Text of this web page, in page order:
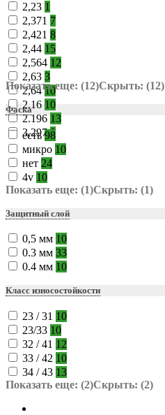
2,23 1
2,371 7
2,421 8
2,44 15
2,564 12
2,63 3
2,6410
2.16 10
2.196 13
3,2978
Показать еще: (12)Скрыть: (12)
Фаска
есть98
микро 10
нет 24
4v 10
Показать еще: (1)Скрыть: (1)
Защитный слой
0,5 мм 10
0.3 мм 33
0.4 мм 10
Класс износостойкости
23 / 31 10
23/33 10
32 / 41 12
33 / 42 10
34 / 43 13
Показать еще: (2)Скрыть: (2)